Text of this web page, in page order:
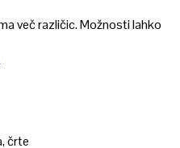
več različic. Možnosti lahko